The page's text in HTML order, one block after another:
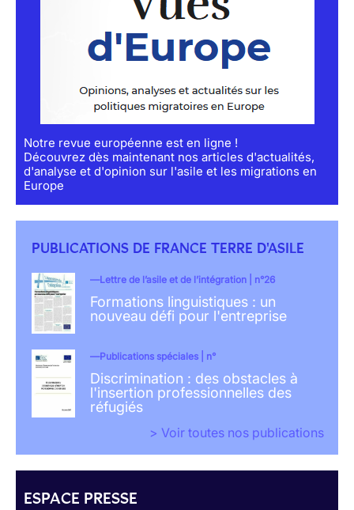
Notre revue européenne est en ligne !
Découvrez dès maintenant nos articles d'actualités,
d'analyse et d'opinion sur l'asile et les migrations en
Europe
PUBLICATIONS DE FRANCE TERRE D'ASILE
Lettre de l’asile et de l’intégration | n°26
Formations linguistiques : un
nouveau défi pour l'entreprise
Publications spéciales | n°
Discrimination : des obstacles à
l'insertion professionnelles des
réfugiés
> Voir toutes nos publications
ESPACE PRESSE